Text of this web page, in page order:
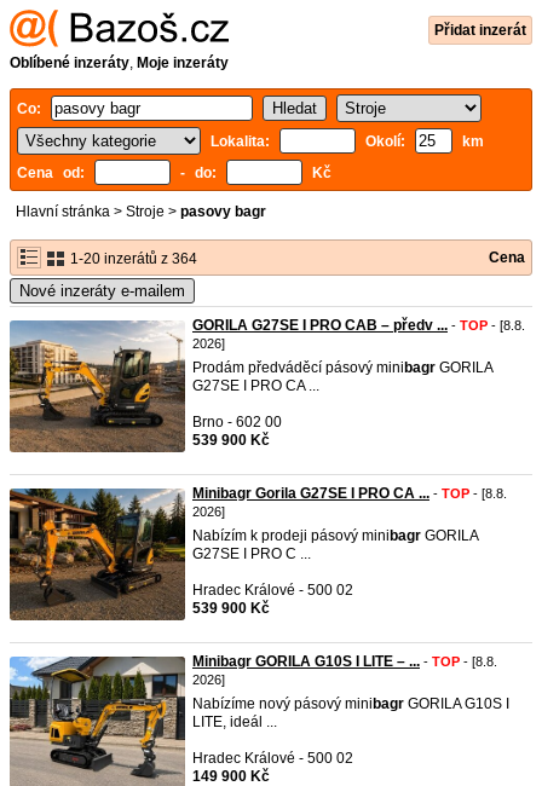
Přidat inzerát
Oblíbené inzeráty, Moje inzeráty
Co:
Lokalita:
Okolí:
km
Cena od:
- do: Kč
Hlavní stránka > Stroje > pasovy bagr
1-20 inzerátů z 364 Cena
Nové inzeráty e-mailem
GORILA G27SE I PRO CAB – předv ... - TOP - [8.8.
2026]
Prodám předváděcí pásový mini bagr GORILA
G27SE I PRO CA ...
Brno - 602 00
539 900 Kč
Minibagr Gorila G27SE I PRO CA ... - TOP - [8.8.
2026]
Nabízím k prodeji pásový mini bagr GORILA
G27SE I PRO C ...
Hradec Králové - 500 02
539 900 Kč
Minibagr GORILA G10S I LITE – ... - TOP - [8.8.
2026]
Nabízíme nový pásový mini bagr GORILA G10S I
LITE, ideál ...
Hradec Králové - 500 02
149 900 Kč